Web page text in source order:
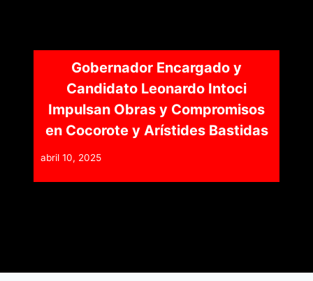
Gobernador Encargado y
Candidato Leonardo Intoci
Impulsan Obras y Compromisos
en Cocorote y Arístides Bastidas
abril 10, 2025